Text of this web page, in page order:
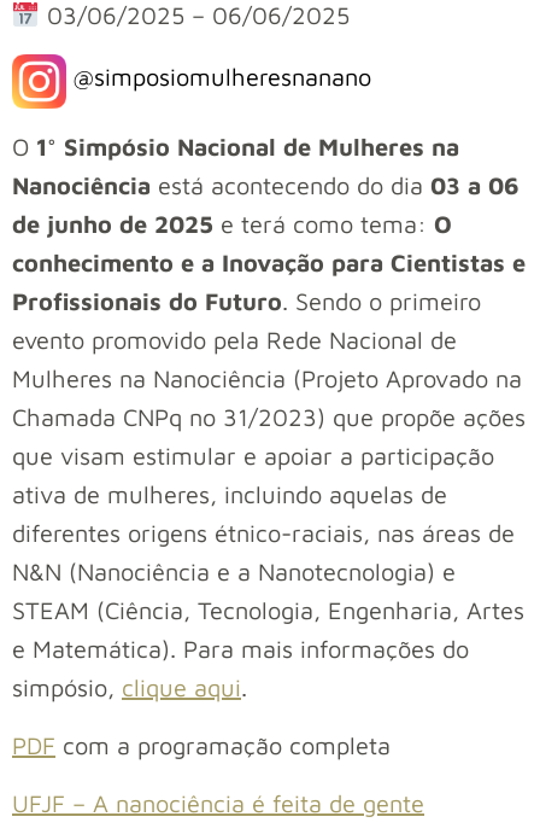
03/06/2025 – 06/06/2025
@simposiomulheresnanano
O 1° Simpósio Nacional de Mulheres na
Nanociência está acontecendo do dia 03 a 06
de junho de 2025 e terá como tema: O
conhecimento e a Inovação para Cientistas e
Profissionais do Futuro. Sendo o primeiro
evento promovido pela Rede Nacional de
Mulheres na Nanociência (Projeto Aprovado na
Chamada CNPq no 31/2023) que propõe ações
que visam estimular e apoiar a participação
ativa de mulheres, incluindo aquelas de
diferentes origens étnico-raciais, nas áreas de
N&N (Nanociência e a Nanotecnologia) e
STEAM (Ciência, Tecnologia, Engenharia, Artes
e Matemática). Para mais informações do
simpósio, clique aqui.
PDF com a programação completa
UFJF – A nanociência é feita de gente